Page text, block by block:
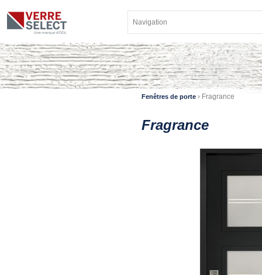
Fenêtres de porte › Fragrance
Fragrance